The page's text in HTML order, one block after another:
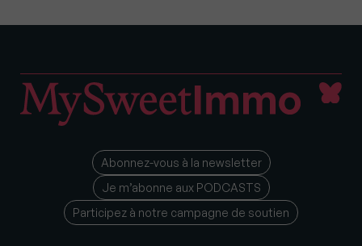
Abonnez-vous à la newsletter
Je m’abonne aux PODCASTS
Participez à notre campagne de soutien